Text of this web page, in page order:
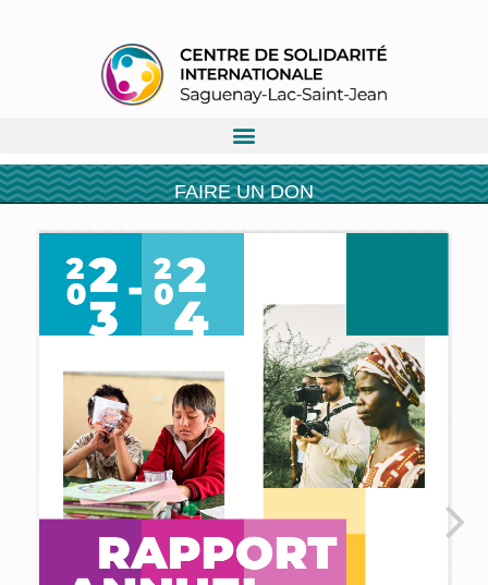
FAIRE UN DON